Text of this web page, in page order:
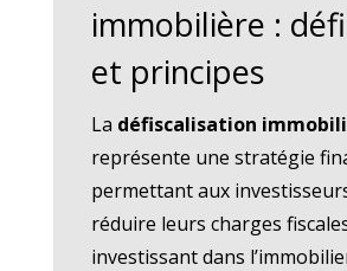
immobilière :
et principes
La défiscalisation
représente une stratégie
permettant aux
réduire leurs charges
investissant dans